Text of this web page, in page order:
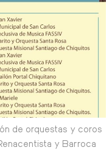
de orquestas y coros
y Barroca